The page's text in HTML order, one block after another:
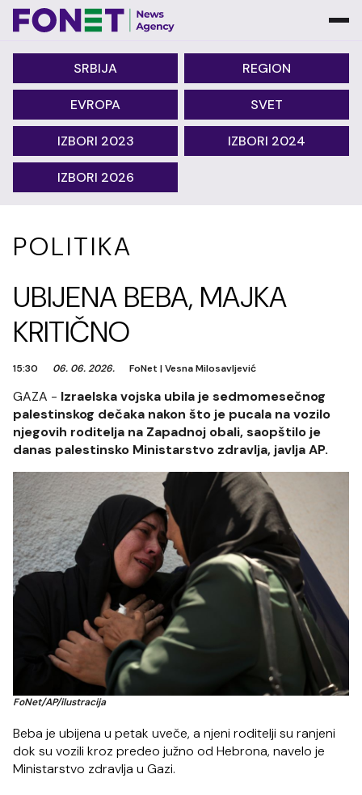
SRBIJA REGION
EVROPA SVET
IZBORI 2023 IZBORI 2024
IZBORI 2026
POLITIKA
UBIJENA BEBA, MAJKA
KRITIČNO
15:30 06. 06. 2026. FoNet |Vesna Milosavljević
GAZA - Izraelska vojska ubila je sedmomesečnog
palestinskog dečaka nakon što je pucala na vozilo
njegovih roditelja na Zapadnoj obali, saopštilo je
danas palestinsko Ministarstvo zdravlja, javlja AP.
FoNet/AP/ilustracija
Beba je ubijena u petak uveče, a njeni roditelji su ranjeni
dok su vozili kroz predeo južno od Hebrona, navelo je
Ministarstvo zdravlja u Gazi.